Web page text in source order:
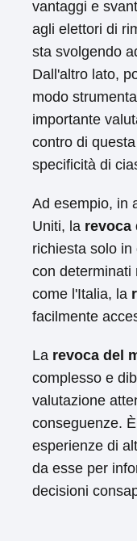
vantaggi e
agli elettori di
sta svolgendo
Dall'altro lato,
modo
importante
contro di
specificità di
Ad esempio, in
Uniti, la revoca
richiesta solo
con determinati
come l'Italia, la
facilmente
La revoca del
complesso e
valutazione
conseguenze.
esperienze di
da esse per
decisioni